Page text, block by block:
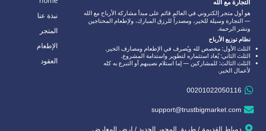
التجارة مع الله
هو أول متجر إلكتروني في العالم قائم على مبدأ مشاركة الأرباح مع الله
— التجارة وسيلة للخير، ومصدراً للرزق المبارك، ولإطعام المحتاجين
ونشر الرحمة.
نظام توزيع الأرباح
الثلث الأول: مخصص لله ويُصرف في الإطعام ومصارف الخير.
الثلث الثاني: يُعاد استثماره لتطوير واستدامة المشروع.
الثلث الثالث: للمشاركين — إما استلام نصيبهم أو التبرع به كله
لأعمال الخير.
00201022050116
support@trustbigmarket.com
دمياط القديمة / طريق المحور الجديد / ارض المعارض
نبذة عنا
المتجر
الإطعام
العقود